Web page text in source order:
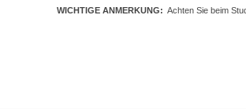
WICHTIGE ANMERKUNG: Achten Sie beim